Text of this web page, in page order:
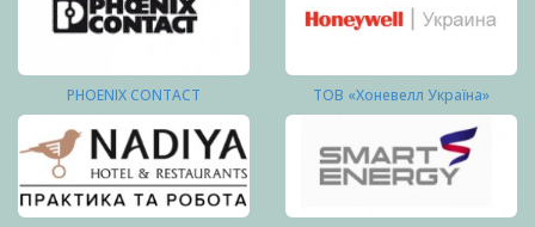
PHOENIX CONTACT ТОВ «Хоневелл Україна»